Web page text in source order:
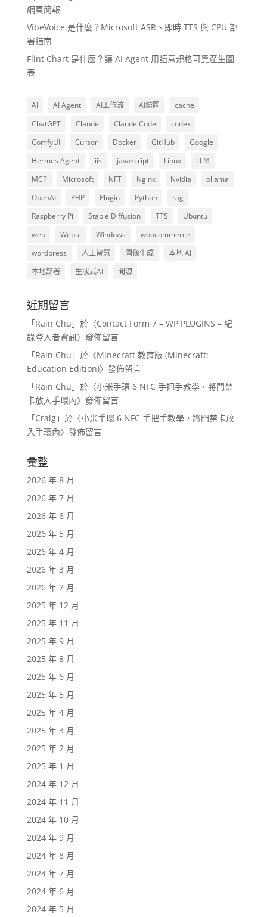
網頁簡報
VibeVoice 是什麼？Microsoft ASR、即時 TTS 與 CPU 部
署指南
Flint Chart 是什麼？讓 AI Agent 用語意規格可靠產生圖
表
AI AI Agent AI工作流 AI繪圖
cache
ChatGPT
Claude Claude Code
codex
ComfyUI
Cursor Docker GitHub
Google
Hermes Agent
iis javascript Linux
LLM
MCP
Microsoft NFT Nginx Nvidia
ollama
OpenAI
PHP Plugin Python
rag
Raspberry Pi
Stable Diffusion TTS
Ubuntu
web
Webui Windows
woocommerce
wordpress
人工智慧 圖像生成
本地 AI
本地部署
生成式AI 開源
近期留言
「Rain Chu 」於〈Contact Form 7 – WP PLUGINS – 紀
錄登入者資訊〉發佈留言
「Rain Chu 」於〈Minecraft 教育版 (Minecraft:
Education Edition)〉發佈留言
「Rain Chu 」於〈小米手環 6 NFC 手把手教學，將門禁
卡放入手環內〉發佈留言
「Craig」於〈小米手環 6 NFC 手把手教學，將門禁卡放
入手環內〉發佈留言
彙整
2026 年 8 月
2026 年 7 月
2026 年 6 月
2026 年 5 月
2026 年 4 月
2026 年 3 月
2026 年 2 月
2025 年 12 月
2025 年 11 月
2025 年 9 月
2025 年 8 月
2025 年 6 月
2025 年 5 月
2025 年 4 月
2025 年 3 月
2025 年 2 月
2025 年 1 月
2024 年 12 月
2024 年 11 月
2024 年 10 月
2024 年 9 月
2024 年 8 月
2024 年 7 月
2024 年 6 月
2024 年 5 月